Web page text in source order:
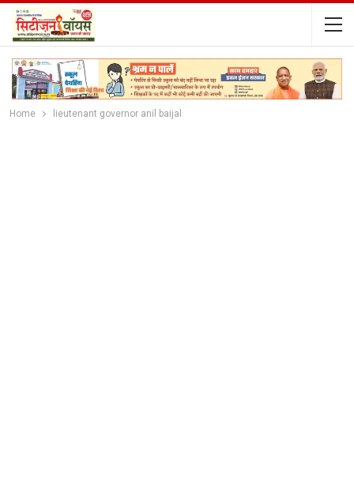
Home lieutenant governor anil baijal